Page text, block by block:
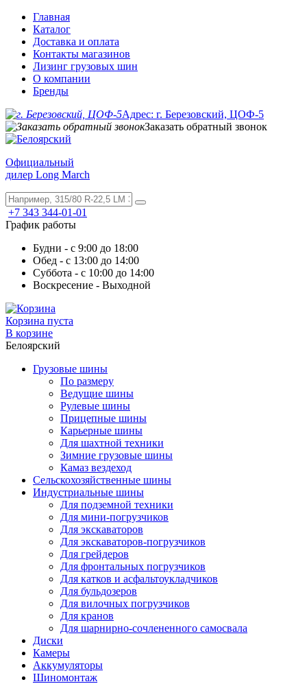
Главная
Каталог
Доставка и оплата
Контакты магазинов
Лизинг грузовых шин
О компании
Бренды
Адрес: г. Березовский, ЦОФ-5
Заказать обратный звонок
Официальный
дилер Long March
+7 343 344-01-01
График работы
Будни - с 9:00 до 18:00
Обед - с 13:00 до 14:00
Суббота - с 10:00 до 14:00
Воскресение - Выходной
Корзина пуста
В корзине
Белоярский
Грузовые шины
По размеру
Ведущие шины
Рулевые шины
Прицепные шины
Карьерные шины
Для шахтной техники
Зимние грузовые шины
Камаз вездеход
Сельскохозяйственные шины
Индустриальные шины
Для подземной техники
Для мини-погрузчиков
Для экскаваторов
Для экскаваторов-погрузчиков
Для грейдеров
Для фронтальных погрузчиков
Для катков и асфальтоукладчиков
Для бульдозеров
Для вилочных погрузчиков
Для кранов
Для шарнирно-сочлененного самосвала
Диски
Камеры
Аккумуляторы
Шиномонтаж